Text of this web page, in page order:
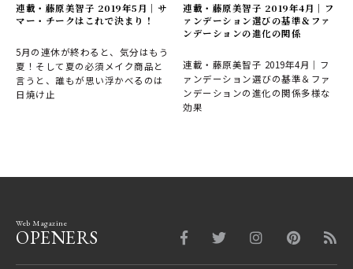
連載・藤原美智子 2019年5月｜サ
マー・チークはこれで決まり！
5月の連休が終わると、気分はもう
夏！そして夏の必須メイク商品と
言うと、誰もが思い浮かべるのは
日焼け止
連載・藤原美智子 2019年4月｜フ
ァンデーション選びの基準＆ファ
ンデーションの進化の関係
連載・藤原美智子 2019年4月｜フ
ァンデーション選びの基準＆ファ
ンデーションの進化の関係多様な
効果
Web Magazine
OPENERS